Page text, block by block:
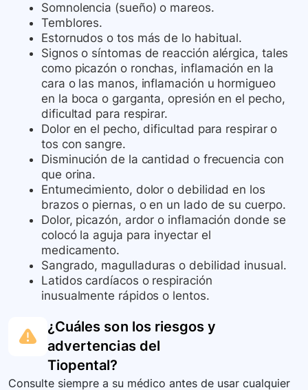
Somnolencia (sueño) o mareos.
Temblores.
Estornudos o tos más de lo habitual.
Signos o síntomas de reacción alérgica, tales
como picazón o ronchas, inflamación en la
cara o las manos, inflamación u hormigueo
en la boca o garganta, opresión en el pecho,
dificultad para respirar.
Dolor en el pecho, dificultad para respirar o
tos con sangre.
Disminución de la cantidad o frecuencia con
que orina.
Entumecimiento, dolor o debilidad en los
brazos o piernas, o en un lado de su cuerpo.
Dolor, picazón, ardor o inflamación donde se
colocó la aguja para inyectar el
medicamento.
Sangrado, magulladuras o debilidad inusual.
Latidos cardíacos o respiración
inusualmente rápidos o lentos.
¿Cuáles son los riesgos y
advertencias del
Tiopental?
Consulte siempre a su médico antes de usar cualquier